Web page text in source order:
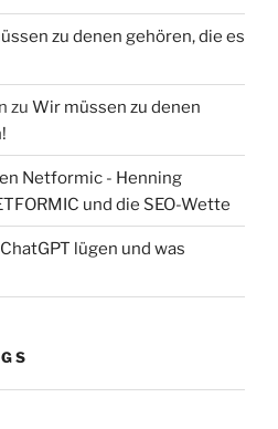
zu denen gehören, die es
zu Wir müssen zu denen
Netformic - Henning
und die SEO-Wette
lügen und was